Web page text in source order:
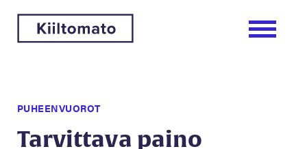
PUHEENVUOROT
Tarvittava paino